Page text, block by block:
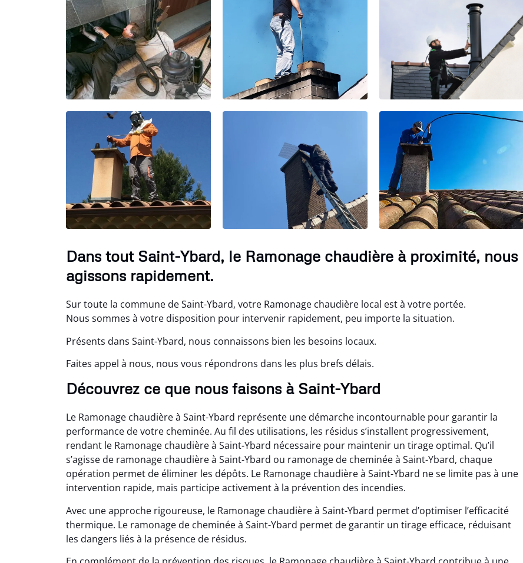
Dans tout Saint-Ybard, le Ramonage chaudière à proximité, nous
agissons rapidement.
Sur toute la commune de Saint-Ybard, votre Ramonage chaudière local est à votre portée.
Nous sommes à votre disposition pour intervenir rapidement, peu importe la situation.
Présents dans Saint-Ybard, nous connaissons bien les besoins locaux.
Faites appel à nous, nous vous répondrons dans les plus brefs délais.
Découvrez ce que nous faisons à Saint-Ybard
Le Ramonage chaudière à Saint-Ybard représente une démarche incontournable pour garantir la
performance de votre cheminée. Au fil des utilisations, les résidus s’installent progressivement,
rendant le Ramonage chaudière à Saint-Ybard nécessaire pour maintenir un tirage optimal. Qu’il
s’agisse de ramonage chaudière à Saint-Ybard ou ramonage de cheminée à Saint-Ybard, chaque
opération permet de éliminer les dépôts. Le Ramonage chaudière à Saint-Ybard ne se limite pas à une
intervention rapide, mais participe activement à la prévention des incendies.
Avec une approche rigoureuse, le Ramonage chaudière à Saint-Ybard permet d’optimiser l’efficacité
thermique. Le ramonage de cheminée à Saint-Ybard permet de garantir un tirage efficace, réduisant
les dangers liés à la présence de résidus.